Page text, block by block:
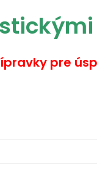
pre